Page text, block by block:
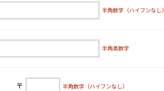
半角数字（ハイフンなし）
半角英数字
〒 半角数字（ハイフンなし）